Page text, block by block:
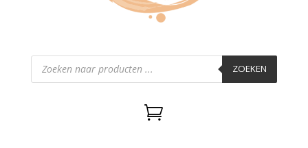
Producten
zoeken ZOEKEN
